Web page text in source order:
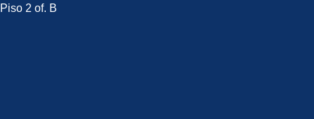
2 of. B